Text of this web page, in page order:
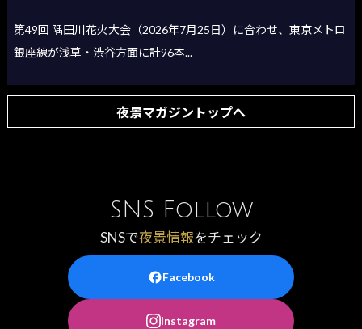
第49回 隅田川花火大会（2026年7月25日）に合わせ、東京メトロ
銀座線が浅草・渋谷方面に計96本...
夜景マガジントップへ
SNS Follow
SNSで夜景情報をチェック
Facebook
Instagram